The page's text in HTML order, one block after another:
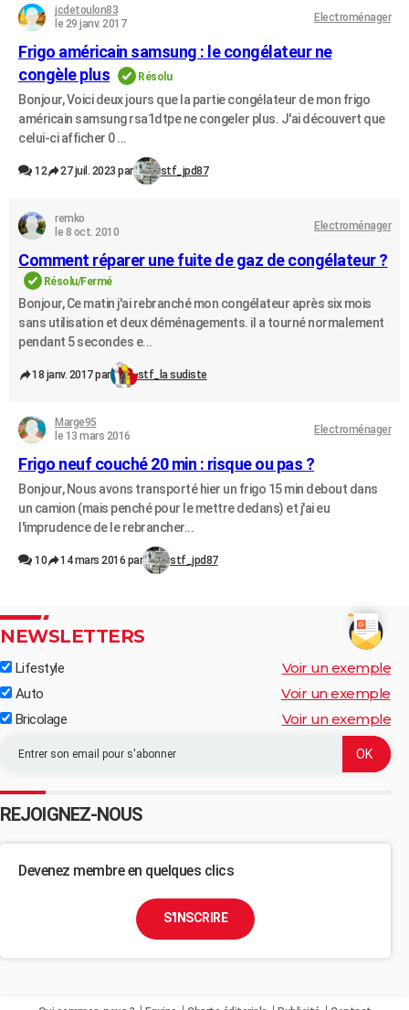
jcdetoulon83
le 29 janv. 2017
Electroménager
Frigo américain samsung : le congélateur ne
congèle plus
Résolu
Bonjour, Voici deux jours que la partie congélateur de mon frigo
américain samsung rsa1dtpe ne congeler plus. J'ai découvert que
celui-ci afficher 0 ...
12 27 juil. 2023 par stf_jpd87
remko
le 8 oct. 2010
Electroménager
Comment réparer une fuite de gaz de congélateur ?
Résolu/Fermé
Bonjour, Ce matin j'ai rebranché mon congélateur après six mois
sans utilisation et deux déménagements. il a tourné normalement
pendant 5 secondes e...
18 janv. 2017 par stf_la sudiste
Marge95
le 13 mars 2016
Electroménager
Frigo neuf couché 20 min : risque ou pas ?
Bonjour, Nous avons transporté hier un frigo 15 min debout dans
un camion (mais penché pour le mettre dedans) et j'ai eu
l'imprudence de le rebrancher...
10 14 mars 2016 par stf_jpd87
NEWSLETTERS
Lifestyle Voir un exemple
Auto Voir un exemple
Bricolage Voir un exemple
REJOIGNEZ-NOUS
Devenez membre en quelques clics
S'INSCRIRE